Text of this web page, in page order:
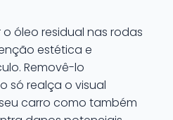
óleo residual nas rodas
estética e
Removê-lo
só realça o visual
carro como também